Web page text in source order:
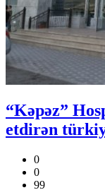
“Kəpəz”
etdirən
0
0
99